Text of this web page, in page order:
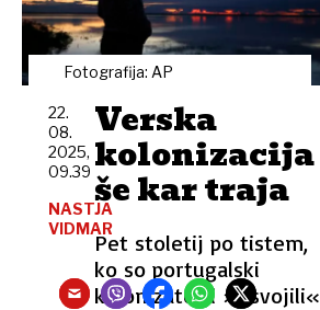
Fotografija: AP
Verska
kolonizacija
še kar traja
Pet stoletij po tistem,
ko so portugalski
kolonizatorji »osvojili«
22.
08.
2025,
09.39
NASTJA
VIDMAR